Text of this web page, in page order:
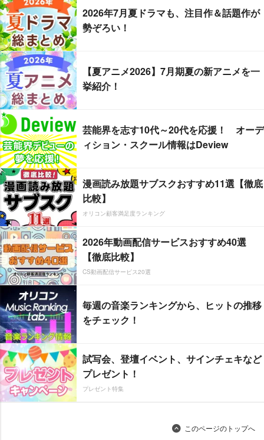
2026年7月夏ドラマも、注目作＆話題作が
勢ぞろい！
【夏アニメ2026】7月期夏の新アニメを一
挙紹介！
芸能界を志す10代～20代を応援！ オーデ
ィション・スクール情報はDeview
漫画読み放題サブスクおすすめ11選【徹底
比較】
オリコン顧客満足度ランキング
2026年動画配信サービスおすすめ40選
【徹底比較】
CS動画配信サービス20選
毎週の音楽ランキングから、ヒットの推移
をチェック！
試写会、登壇イベント、サインチェキなど
プレゼント！
プレゼント特集
このページのトップへ